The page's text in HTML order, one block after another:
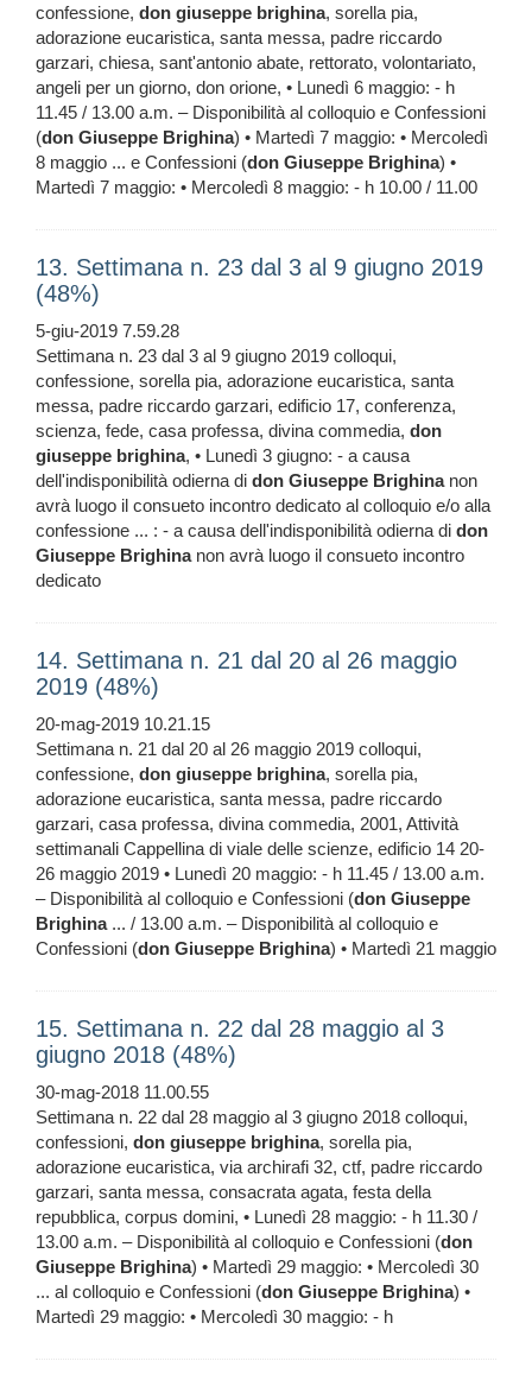
confessione, don giuseppe brighina, sorella pia,
adorazione eucaristica, santa messa, padre riccardo
garzari, chiesa, sant'antonio abate, rettorato, volontariato,
angeli per un giorno, don orione, • Lunedì 6 maggio: - h
11.45 / 13.00 a.m. – Disponibilità al colloquio e Confessioni
(don Giuseppe Brighina) • Martedì 7 maggio: • Mercoledì
8 maggio ... e Confessioni (don Giuseppe Brighina) •
Martedì 7 maggio: • Mercoledì 8 maggio: - h 10.00 / 11.00
13. Settimana n. 23 dal 3 al 9 giugno 2019
(48%)
5-giu-2019 7.59.28
Settimana n. 23 dal 3 al 9 giugno 2019 colloqui,
confessione, sorella pia, adorazione eucaristica, santa
messa, padre riccardo garzari, edificio 17, conferenza,
scienza, fede, casa professa, divina commedia, don
giuseppe brighina, • Lunedì 3 giugno: - a causa
dell'indisponibilità odierna di don Giuseppe Brighinanon
avrà luogo il consueto incontro dedicato al colloquio e/o alla
confessione ... : - a causa dell'indisponibilità odierna di don
Giuseppe Brighinanon avrà luogo il consueto incontro
dedicato
14. Settimana n. 21 dal 20 al 26 maggio
2019 (48%)
20-mag-2019 10.21.15
Settimana n. 21 dal 20 al 26 maggio 2019 colloqui,
confessione, don giuseppe brighina, sorella pia,
adorazione eucaristica, santa messa, padre riccardo
garzari, casa professa, divina commedia, 2001, Attività
settimanali Cappellina di viale delle scienze, edificio 14 20-
26 maggio 2019 • Lunedì 20 maggio: - h 11.45 / 13.00 a.m.
– Disponibilità al colloquio e Confessioni (don Giuseppe
Brighina... / 13.00 a.m. – Disponibilità al colloquio e
Confessioni (don Giuseppe Brighina) • Martedì 21 maggio
15. Settimana n. 22 dal 28 maggio al 3
giugno 2018 (48%)
30-mag-2018 11.00.55
Settimana n. 22 dal 28 maggio al 3 giugno 2018 colloqui,
confessioni, don giuseppe brighina, sorella pia,
adorazione eucaristica, via archirafi 32, ctf, padre riccardo
garzari, santa messa, consacrata agata, festa della
repubblica, corpus domini, • Lunedì 28 maggio: - h 11.30 /
13.00 a.m. – Disponibilità al colloquio e Confessioni (don
Giuseppe Brighina) • Martedì 29 maggio: • Mercoledì 30
... al colloquio e Confessioni (don Giuseppe Brighina) •
Martedì 29 maggio: • Mercoledì 30 maggio: - h